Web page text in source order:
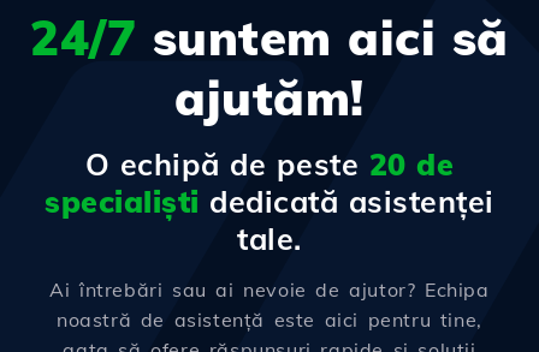
24/7 suntem aici să
ajutăm!
O echipă de peste 20 de
specialiști dedicată asistenței
tale.
Ai întrebări sau ai nevoie de ajutor? Echipa
noastră de asistență este aici pentru tine,